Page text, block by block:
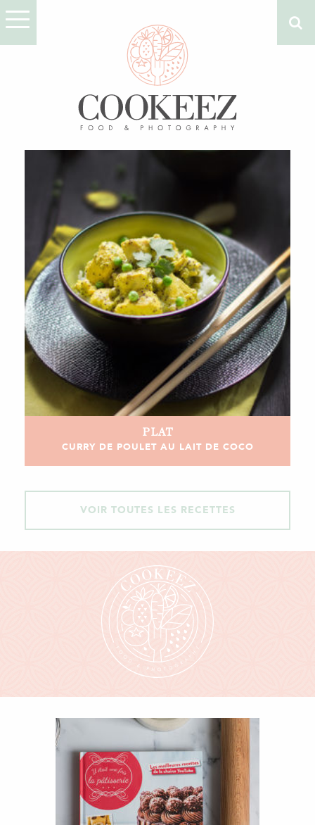
PLAT
CURRY DE POULET AU LAIT DE COCO
VOIR TOUTES LES RECETTES